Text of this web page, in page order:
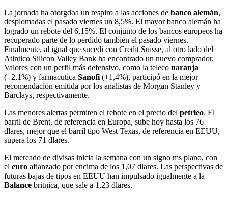
La jornada ha otorgdoa un respiro a las acciones de banco alemán,
desplomadas el pasado viernes un 8,5%. El mayor banco alemán ha
logrado un rebote del 6,15%. El conjunto de los bancos europeos ha
recuperado parte de lo perdido también el pasado viernes.
Finalmente, al igual que sucedi con Credit Suisse, al otro lado del
Atlntico Silicon Valley Bank ha encontrado un nuevo comprador.
Valores con un perfil más defensivo, como la teleco naranja
(+2,1%) y farmacutica Sanofi (+1,4%), participó en la mejor
recomendación emitida por los analistas de Morgan Stanley y
Barclays, respectivamente.
Las menores alertas permiten el rebote en el precio del petrleo. El
barril de Brent, de referencia en Europa, sube hoy hasta los 76
dlares, mejor que el barril tipo West Texas, de referencia en EEUU,
supera los 71 dlares.
El mercado de divisas inicia la semana con un signo ms plano, con
el euro afianzado por encima de los 1,07 dlares. Las perspectivas de
futuras bajas de tipos en EEUU han impulsado igualmente a la
Balance britnica, que sale a 1,23 dlares.